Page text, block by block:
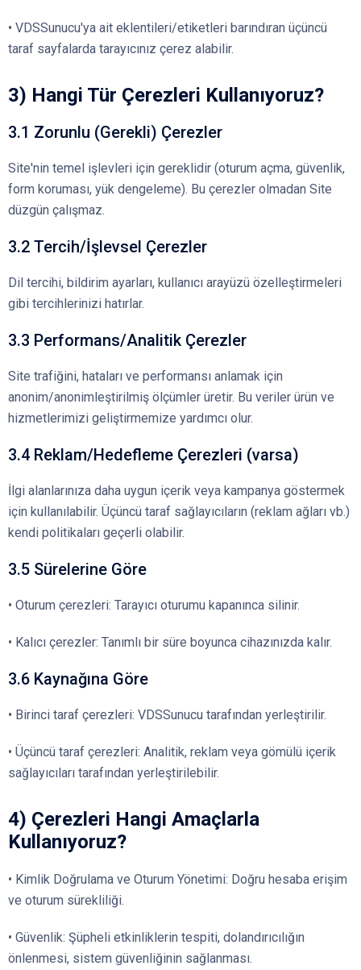
• VDSSunucu'ya ait eklentileri/etiketleri barındıran üçüncü
taraf sayfalarda tarayıcınız çerez alabilir.
3) Hangi Tür Çerezleri Kullanıyoruz?
3.1 Zorunlu (Gerekli) Çerezler
Site'nin temel işlevleri için gereklidir (oturum açma, güvenlik,
form koruması, yük dengeleme). Bu çerezler olmadan Site
düzgün çalışmaz.
3.2 Tercih/İşlevsel Çerezler
Dil tercihi, bildirim ayarları, kullanıcı arayüzü özelleştirmeleri
gibi tercihlerinizi hatırlar.
3.3 Performans/Analitik Çerezler
Site trafiğini, hataları ve performansı anlamak için
anonim/anonimleştirilmiş ölçümler üretir. Bu veriler ürün ve
hizmetlerimizi geliştirmemize yardımcı olur.
3.4 Reklam/Hedefleme Çerezleri (varsa)
İlgi alanlarınıza daha uygun içerik veya kampanya göstermek
için kullanılabilir. Üçüncü taraf sağlayıcıların (reklam ağları vb.)
kendi politikaları geçerli olabilir.
3.5 Sürelerine Göre
• Oturum çerezleri: Tarayıcı oturumu kapanınca silinir.
• Kalıcı çerezler: Tanımlı bir süre boyunca cihazınızda kalır.
3.6 Kaynağına Göre
• Birinci taraf çerezleri: VDSSunucu tarafından yerleştirilir.
• Üçüncü taraf çerezleri: Analitik, reklam veya gömülü içerik
sağlayıcıları tarafından yerleştirilebilir.
4) Çerezleri Hangi Amaçlarla
Kullanıyoruz?
• Kimlik Doğrulama ve Oturum Yönetimi: Doğru hesaba erişim
ve oturum sürekliliği.
• Güvenlik: Şüpheli etkinliklerin tespiti, dolandırıcılığın
önlenmesi, sistem güvenliğinin sağlanması.